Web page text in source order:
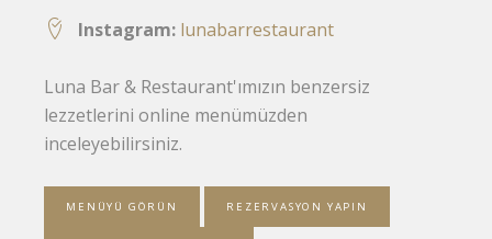
Instagram: lunabarrestaurant
Luna Bar & Restaurant'ımızın benzersiz
lezzetlerini online menümüzden
inceleyebilirsiniz.
MENÜYÜ GÖRÜN REZERVASYON YAPIN